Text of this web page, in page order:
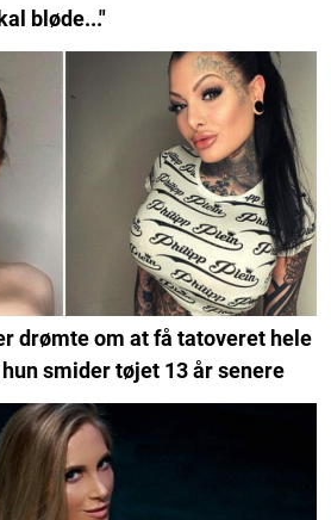
bløde..."
drømte om at få tatoveret hele
smider tøjet 13 år senere